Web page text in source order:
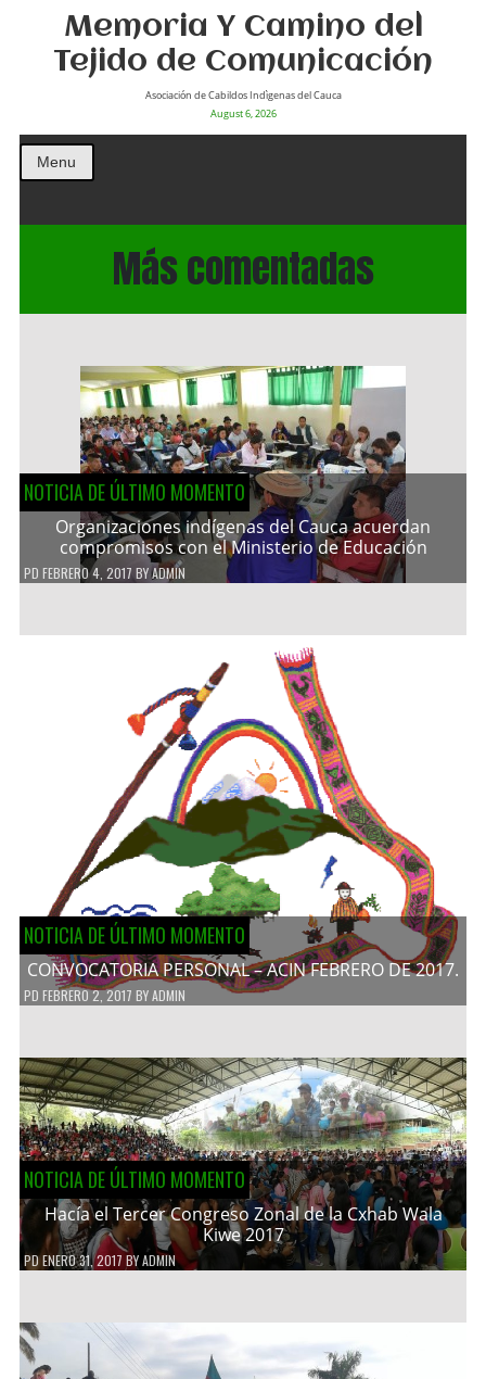
Memoria Y Camino del
Tejido de Comunicación
Asociación de Cabildos Indìgenas del Cauca
August 6, 2026
Menu
Más comentadas
NOTICIA DE ÚLTIMO MOMENTO
Organizaciones indígenas del Cauca acuerdan
compromisos con el Ministerio de Educación
PD FEBRERO 4, 2017 BYADMIN
NOTICIA DE ÚLTIMO MOMENTO
CONVOCATORIA PERSONAL – ACIN FEBRERO DE 2017.
PD FEBRERO 2, 2017 BYADMIN
NOTICIA DE ÚLTIMO MOMENTO
Hacía el Tercer Congreso Zonal de la Cxhab Wala
Kiwe 2017
PDENERO 31, 2017 BYADMIN